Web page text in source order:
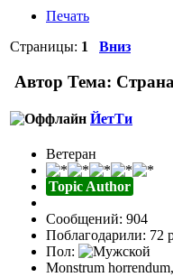
Печать
Страницы: 1 Вниз
Автор Тема:
ЙетТи
Ветеран
Topic Author
Сообщений: 904
Поблагодарили: 72
Пол:
Monstrum